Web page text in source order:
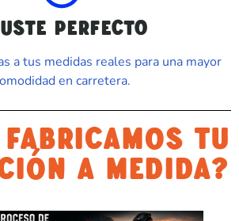
PERFECTO
a tus medidas reales para una mayor
en carretera.
TU
A MEDIDA?